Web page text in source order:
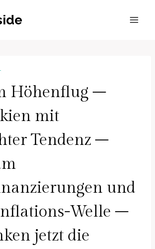
Höhenflug –
mit
Tendenz –
und
Welle –
jetzt die